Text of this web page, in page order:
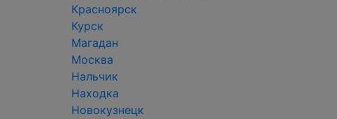
Красноярск
Курск
Магадан
Москва
Нальчик
Находка
Новокузнецк